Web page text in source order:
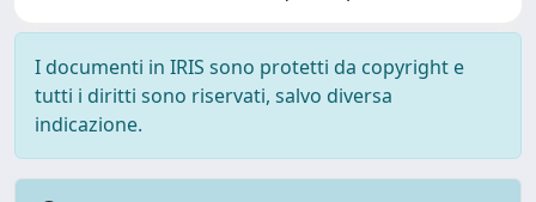
I documenti in IRIS sono protetti da copyright e
tutti i diritti sono riservati, salvo diversa
indicazione.